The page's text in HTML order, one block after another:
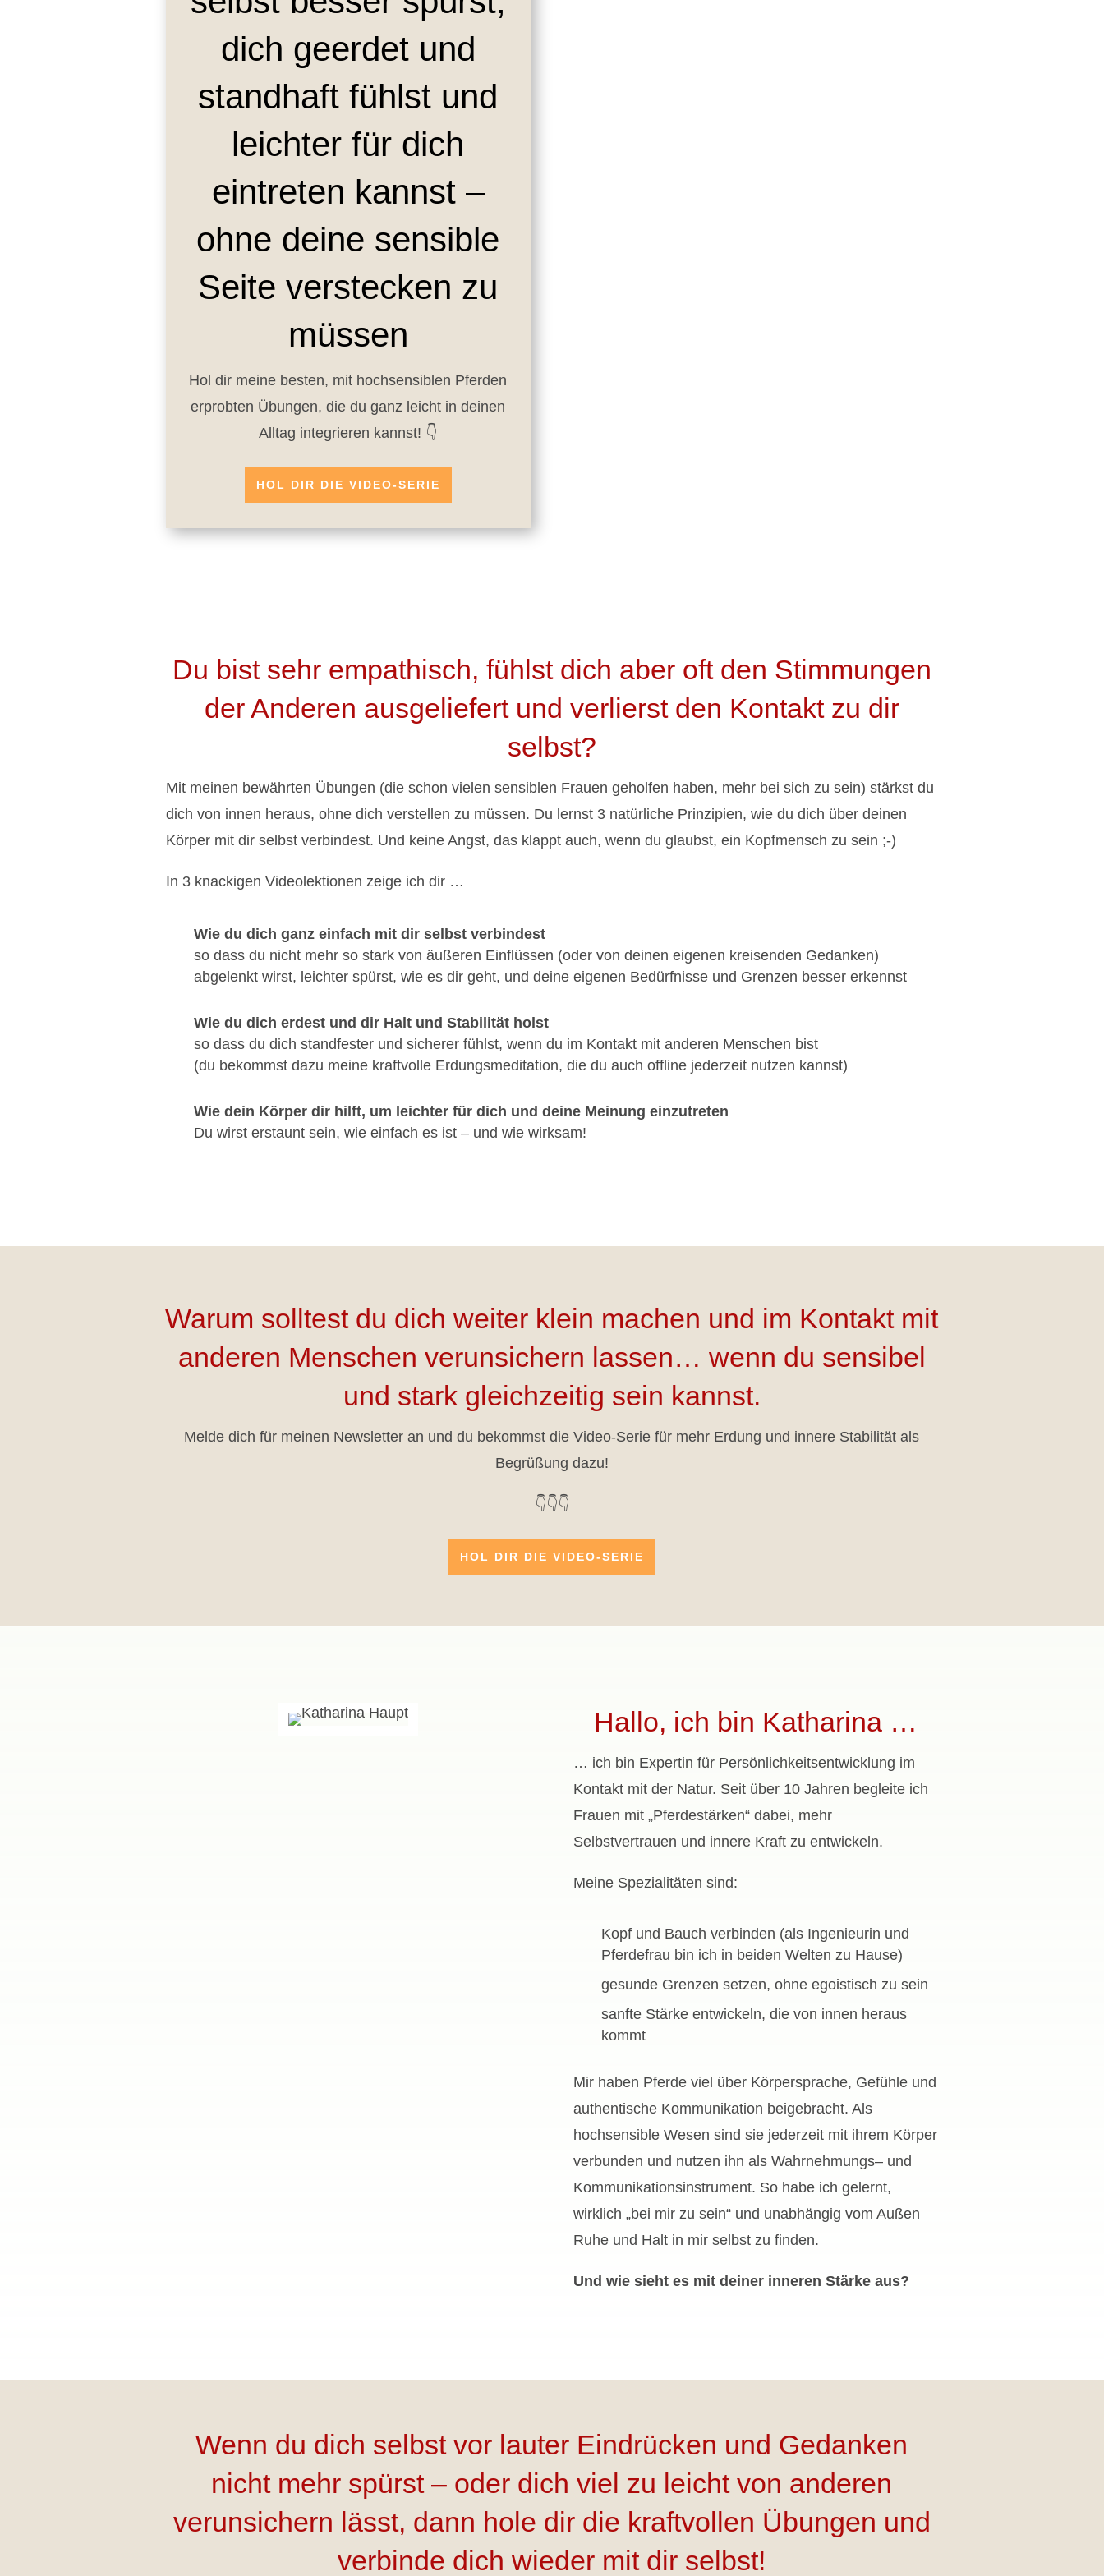
dich geerdet und
standhaft fühlst und
leichter für dich
eintreten kannst –
ohne deine sensible
Seite verstecken zu
müssen
Hol dir meine besten, mit hochsensiblen Pferden
erprobten Übungen, die du ganz leicht in deinen
Alltag integrieren kannst! 👇
HOL DIR DIE VIDEO-SERIE
Du bist sehr empathisch, fühlst dich aber oft den Stimmungen
der Anderen ausgeliefert und verlierst den Kontakt zu dir
selbst?
Mit meinen bewährten Übungen (die schon vielen sensiblen Frauen geholfen haben, mehr bei sich zu sein) stärkst du
dich von innen heraus, ohne dich verstellen zu müssen. Du lernst 3 natürliche Prinzipien, wie du dich über deinen
Körper mit dir selbst verbindest. Und keine Angst, das klappt auch, wenn du glaubst, ein Kopfmensch zu sein ;-)
In 3 knackigen Videolektionen zeige ich dir …
Wie du dich ganz einfach mit dir selbst verbindest
so dass du nicht mehr so stark von äußeren Einflüssen (oder von deinen eigenen kreisenden Gedanken)
abgelenkt wirst, leichter spürst, wie es dir geht, und deine eigenen Bedürfnisse und Grenzen besser erkennst
Wie du dich erdest und dir Halt und Stabilität holst
so dass du dich standfester und sicherer fühlst, wenn du im Kontakt mit anderen Menschen bist
(du bekommst dazu meine kraftvolle Erdungsmeditation, die du auch offline jederzeit nutzen kannst)
Wie dein Körper dir hilft, um leichter für dich und deine Meinung einzutreten
Du wirst erstaunt sein, wie einfach es ist – und wie wirksam!
Warum solltest du dich weiter klein machen und im Kontakt mit
anderen Menschen verunsichern lassen… wenn du sensibel
und stark gleichzeitig sein kannst.
Melde dich für meinen Newsletter an und du bekommst die Video-Serie für mehr Erdung und innere Stabilität als
Begrüßung dazu!
👇👇👇
HOL DIR DIE VIDEO-SERIE
Hallo, ich bin Katharina …
… ich bin Expertin für Persönlichkeitsentwicklung im
Kontakt mit der Natur. Seit über 10 Jahren begleite ich
Frauen mit „Pferdestärken“ dabei, mehr
Selbstvertrauen und innere Kraft zu entwickeln.
Meine Spezialitäten sind:
Kopf und Bauch verbinden (als Ingenieurin und
Pferdefrau bin ich in beiden Welten zu Hause)
gesunde Grenzen setzen, ohne egoistisch zu sein
sanfte Stärke entwickeln, die von innen heraus
kommt
Mir haben Pferde viel über Körpersprache, Gefühle und
authentische Kommunikation beigebracht. Als
hochsensible Wesen sind sie jederzeit mit ihrem Körper
verbunden und nutzen ihn als Wahrnehmungs– und
Kommunikationsinstrument. So habe ich gelernt,
wirklich „bei mir zu sein“ und unabhängig vom Außen
Ruhe und Halt in mir selbst zu finden.
Und wie sieht es mit deiner inneren Stärke aus?
Wenn du dich selbst vor lauter Eindrücken und Gedanken
nicht mehr spürst – oder dich viel zu leicht von anderen
verunsichern lässt, dann hole dir die kraftvollen Übungen und
verbinde dich wieder mit dir selbst!